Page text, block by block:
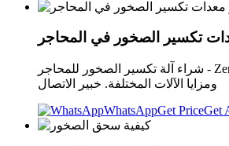
تكسير الصخور في المحاجر
شراء آلة تكسير الصخور للمحاجر - Zenith Crusher 2024816 — يعد شراء آلات تكسير الصخور المناسبة أمرًا ضروريًا لتحسين عمليات المحاجر لديك. ضع في اعتبارك حجم ونوع مقلعك، ومتطلبات الإنتاج،
ومزايا الآلات المختلفة. خبير الاتصال
WhatsAppGet PriceGet